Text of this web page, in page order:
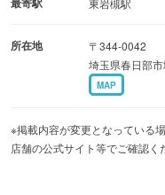
東岩槻駅
所在地
〒344-0042
埼玉県春日部
MAP
※掲載内容が変更となっている
店舗の公式サイト等でご確認く